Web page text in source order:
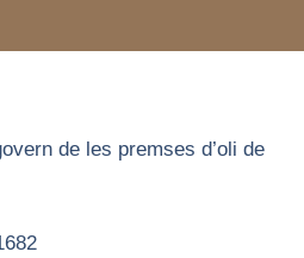
de les premses d’oli de